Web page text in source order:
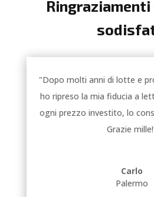
"Dopo molti anni di lotte e
ho ripreso la mia fiducia a
ogni prezzo investito, lo
Grazie
Carlo
Palermo